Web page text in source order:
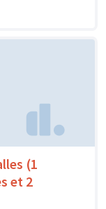
(1
et 2